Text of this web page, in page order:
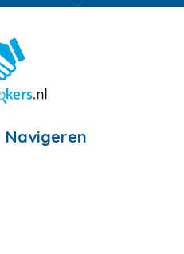
Navigeren